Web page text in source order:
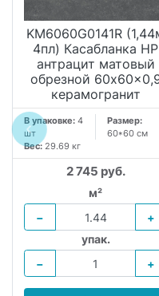
KM6060G0141R
4пл) Касабланка HP
антрацит матовый
обрезной
керамогранит
В упаковке: 4
шт
Размер:
60*60 см
Вес: 29.69 кг
2 745 руб.
м²
−
+
упак.
−
+